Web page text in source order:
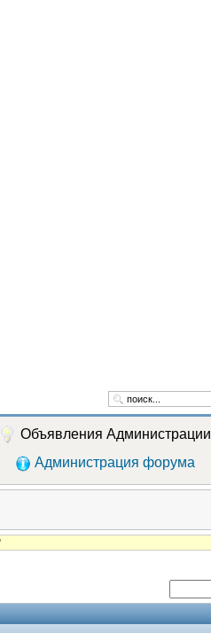
Объявления Администрации
Администрация форума